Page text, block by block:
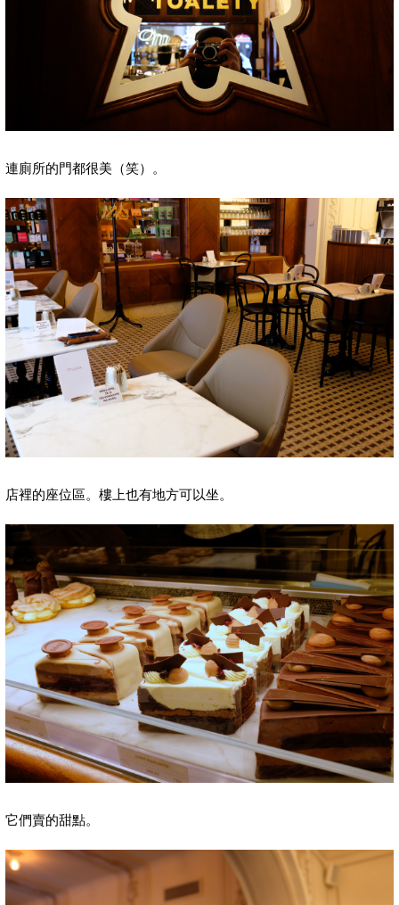
連廁所的門都很美（笑）。
店裡的座位區。樓上也有地方可以坐。
它們賣的甜點。